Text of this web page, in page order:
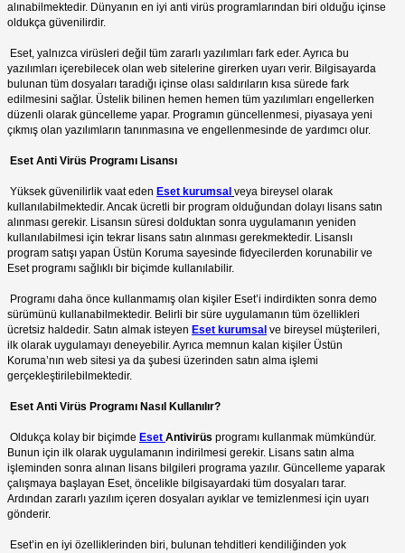
alınabilmektedir. Dünyanın en iyi anti virüs programlarından biri olduğu içinse
oldukça güvenilirdir.
Eset, yalnızca virüsleri değil tüm zararlı yazılımları fark eder. Ayrıca bu
yazılımları içerebilecek olan web sitelerine girerken uyarı verir. Bilgisayarda
bulunan tüm dosyaları taradığı içinse olası saldırıların kısa sürede fark
edilmesini sağlar. Üstelik bilinen hemen hemen tüm yazılımları engellerken
düzenli olarak güncelleme yapar. Programın güncellenmesi, piyasaya yeni
çıkmış olan yazılımların tanınmasına ve engellenmesinde de yardımcı olur.
Eset Anti Virüs Programı Lisansı
Yüksek güvenilirlik vaat eden Eset kurumsal veya bireysel olarak
kullanılabilmektedir. Ancak ücretli bir program olduğundan dolayı lisans satın
alınması gerekir. Lisansın süresi dolduktan sonra uygulamanın yeniden
kullanılabilmesi için tekrar lisans satın alınması gerekmektedir. Lisanslı
program satışı yapan Üstün Koruma sayesinde fidyecilerden korunabilir ve
Eset programı sağlıklı bir biçimde kullanılabilir.
Programı daha önce kullanmamış olan kişiler Eset’i indirdikten sonra demo
sürümünü kullanabilmektedir. Belirli bir süre uygulamanın tüm özellikleri
ücretsiz haldedir. Satın almak isteyen Eset kurumsal ve bireysel müşterileri,
ilk olarak uygulamayı deneyebilir. Ayrıca memnun kalan kişiler Üstün
Koruma’nın web sitesi ya da şubesi üzerinden satın alma işlemi
gerçekleştirilebilmektedir.
Eset Anti Virüs Programı Nasıl Kullanılır?
Oldukça kolay bir biçimde Eset Antivirüs programı kullanmak mümkündür.
Bunun için ilk olarak uygulamanın indirilmesi gerekir. Lisans satın alma
işleminden sonra alınan lisans bilgileri programa yazılır. Güncelleme yaparak
çalışmaya başlayan Eset, öncelikle bilgisayardaki tüm dosyaları tarar.
Ardından zararlı yazılım içeren dosyaları ayıklar ve temizlenmesi için uyarı
gönderir.
Eset’in en iyi özelliklerinden biri, bulunan tehditleri kendiliğinden yok